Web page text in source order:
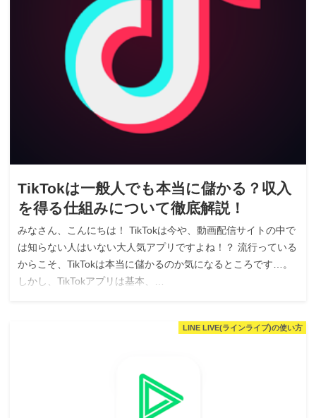
TikTokは一般人でも本当に儲かる？収入
を得る仕組みについて徹底解説！
みなさん、こんにちは！ TikTokは今や、動画配信サイトの中で
は知らない人はいない大人気アプリですよね！？ 流行っている
からこそ、TikTokは本当に儲かるのか気になるところです…。
しかし、TikTokアプリは基本、…
LINE LIVE(ラインライブ)の使い方